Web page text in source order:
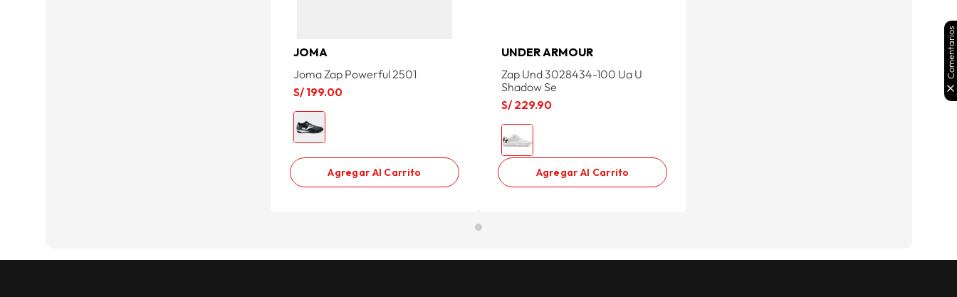
JOMA
Joma Zap Powerful 2501
S/ 199.00
Agregar Al Carrito
UNDER ARMOUR
Zap Und 3028434-100 Ua U
Shadow Se
S/ 229.90
Agregar Al Carrito
Comentarios